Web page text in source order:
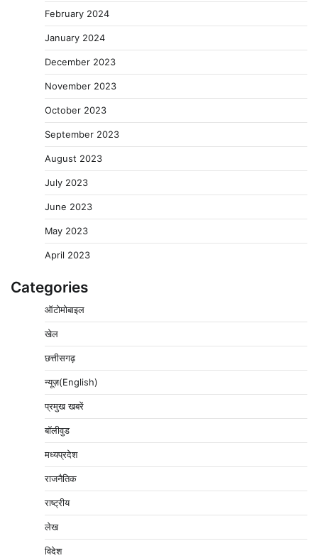
February 2024
January 2024
December 2023
November 2023
October 2023
September 2023
August 2023
July 2023
June 2023
May 2023
April 2023
Categories
ऑटोमोबाइल
खेल
छत्तीसगढ़
न्यूज़(English)
प्रमुख खबरें
बॉलीवुड
मध्यप्रदेश
राजनैतिक
राष्ट्रीय
लेख
विदेश